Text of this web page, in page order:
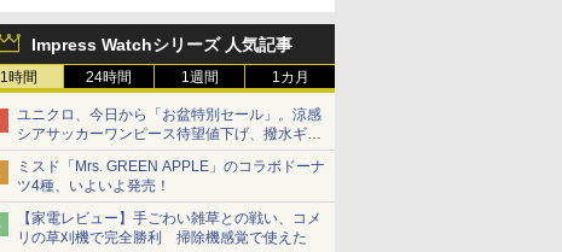
Impress Watchシリーズ 人気記事
1時間 24時間 1週間 1カ月
ユニクロ、今日から「お盆特別セール」。涼感
シアサッカーワンピース待望値下げ、撥水ギア
ショーツは1990円に
ミスド「Mrs. GREEN APPLE」のコラボドーナ
ツ4種、いよいよ発売！
【家電レビュー】手ごわい雑草との戦い、コメ
リの草刈機で完全勝利 掃除機感覚で使えた